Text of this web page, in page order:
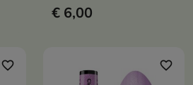
€ 6,00
favorite_border favorite_border